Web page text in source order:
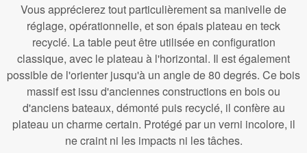
Vous apprécierez tout particulièrement sa manivelle de
réglage, opérationnelle, et son épais plateau en teck
recyclé. La table peut être utilisée en configuration
classique, avec le plateau à l'horizontal. Il est également
possible de l'orienter jusqu'à un angle de 80 degrés. Ce bois
massif est issu d'anciennes constructions en bois ou
d'anciens bateaux, démonté puis recyclé, il confère au
plateau un charme certain. Protégé par un verni incolore, il
ne craint ni les impacts ni les tâches.